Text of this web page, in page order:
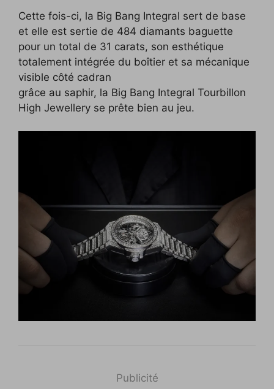
Cette fois-ci, la Big Bang Integral sert de base
et elle est sertie de 484 diamants baguette
pour un total de 31 carats, son esthétique
totalement intégrée du boîtier et sa mécanique
visible côté cadran
grâce au saphir, la Big Bang Integral Tourbillon
High Jewellery se prête bien au jeu.
Publicité